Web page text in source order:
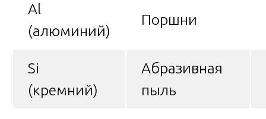
Al
(алюминий)
Поршни
Si
(кремний)
Абразивная
пыль